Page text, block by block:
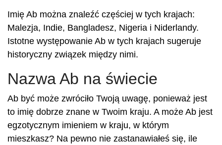
Imię Ab można znaleźć częściej w tych krajach:
Malezja, Indie, Bangladesz, Nigeria i Niderlandy.
Istotne występowanie Ab w tych krajach sugeruje
historyczny związek między nimi.
Nazwa Ab na świecie
Ab być może zwróciło Twoją uwagę, ponieważ jest
to imię dobrze znane w Twoim kraju. A może Ab jest
egzotycznym imieniem w kraju, w którym
mieszkasz? Na pewno nie zastanawiałeś się, ile